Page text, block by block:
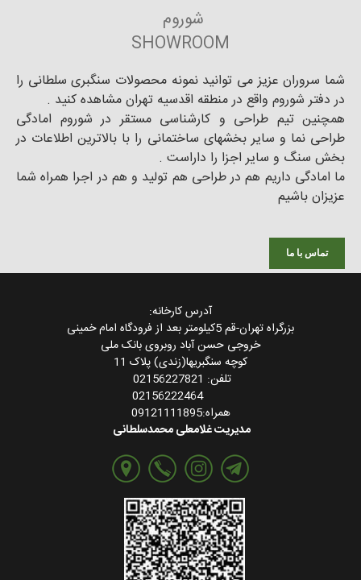
شوروم
SHOWROOM
شما سروران عزیز می توانید نمونه محصولات سنگبری سلطانی را
در دفتر شوروم واقع در منطقه اقدسیه تهران مشاهده کنید .
همچنین تیم طراحی و کارشناسی مستقر در شوروم امادگی
طراحی نما و سایر بخشهای ساختمانی را با بالاترین اطلاعات در
بخش سنگ و سایر اجزا را داراست .
ما امادگی داریم هم در طراحی هم تولید و هم در اجرا همراه شما
عزیزان باشیم
تماس با ما
آدرس کارخانه:
بزرگراه تهران-قم 5کیلومتر بعد از فرودگاه امام خمینی
خروجی حسن آباد روبروی بانک ملی
کوچه سنگبریها(زندی) پلاک 11
تلفن: 02156227821
02156222464
همراه:09121111895
مدیریت غلامعلی محمدسلطانی